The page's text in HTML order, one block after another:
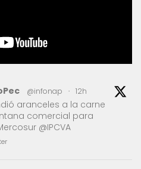
@infonap · 12h
aranceles a la carne
comercial para
@IPCVA